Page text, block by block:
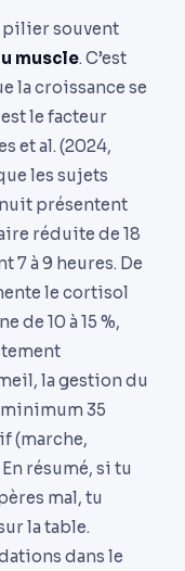
pilier souvent
muscle. C’est
la croissance se
le facteur
et al. (2024,
les sujets
présentent
réduite de 18
7 à 9 heures. De
le cortisol
de 10 à 15 %,
la gestion du
35
(marche,
résumé, si tu
mal, tu
la table.
dans le